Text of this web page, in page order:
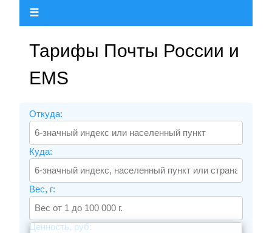
☰
Тарифы Почты России и
EMS
Откуда:
Куда:
Вес, г:
Ценность, руб: